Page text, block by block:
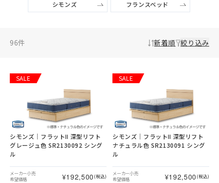
シモンズ フランスベッド
96件 新着順 絞り込み
SALE
シモンズ｜フラットⅡ 深型リフト
グレージュ色 SR2130092 シング
ル
メーカー小売
希望価格
¥192,500 (税込)
SALE
シモンズ｜フラットⅡ 深型リフト
ナチュラル色 SR2130091 シング
ル
メーカー小売
希望価格
¥192,500 (税込)